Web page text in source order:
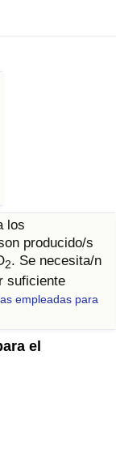
los
producido/s
2. Se necesita/n
suficiente
empleadas para
el